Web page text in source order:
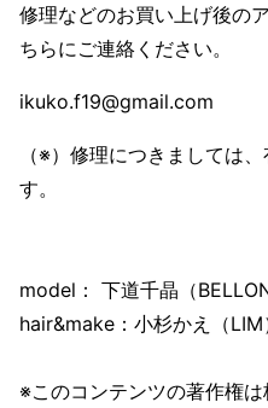
修理などのお買い上げ後の
ちらにご連絡ください。
ikuko.f19@gmail.com
（※）修理につきましては
す。
model： 下道千晶（
hair&make：小杉かえ（LIM
※このコンテンツの著作権